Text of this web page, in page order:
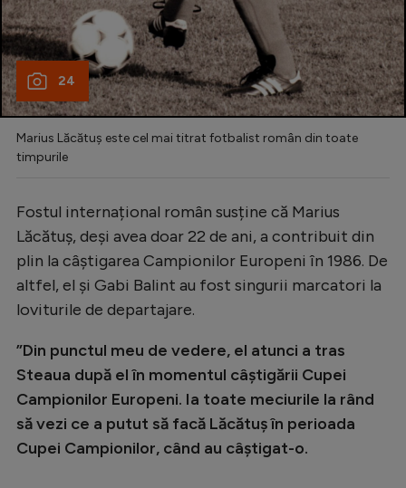
24
Marius Lăcătuș este cel mai titrat fotbalist român din toate
timpurile
Fostul internațional român susține că Marius
Lăcătuș, deși avea doar 22 de ani, a contribuit din
plin la câștigarea Campionilor Europeni în 1986. De
altfel, el și Gabi Balint au fost singurii marcatori la
loviturile de departajare.
”Din punctul meu de vedere, el atunci a tras
Steaua după el în momentul câștigării Cupei
Campionilor Europeni. Ia toate meciurile la rând
să vezi ce a putut să facă Lăcătuș în perioada
Cupei Campionilor, când au câștigat-o.